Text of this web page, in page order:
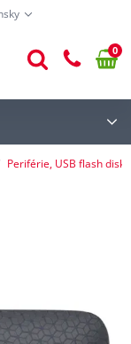
0
Periférie, USB flash disky